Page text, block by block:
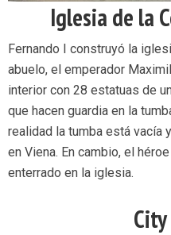
Iglesia de la
Fernando I construyó la
abuelo, el emperador
interior con 28 estatuas de
que hacen guardia en la
realidad la tumba está vacía
en Viena. En cambio, el
enterrado en la iglesia.